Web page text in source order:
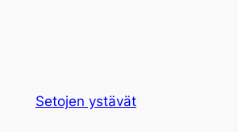
Setojen ystävät